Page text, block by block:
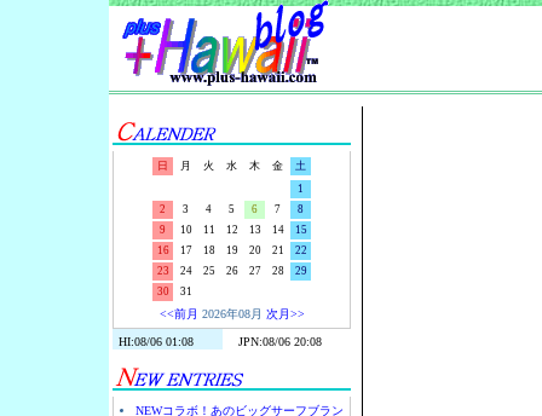
日 月 火 水 木 金
土
1
2
3 4 5 6 7
8
9
10 11 12 13 14
15
16
17 18 19 20 21
22
23
24 25 26 27 28
29
30
31
<<前月 2026年08月 次月>>
NEWコラボ！あのビッグサーフブラン